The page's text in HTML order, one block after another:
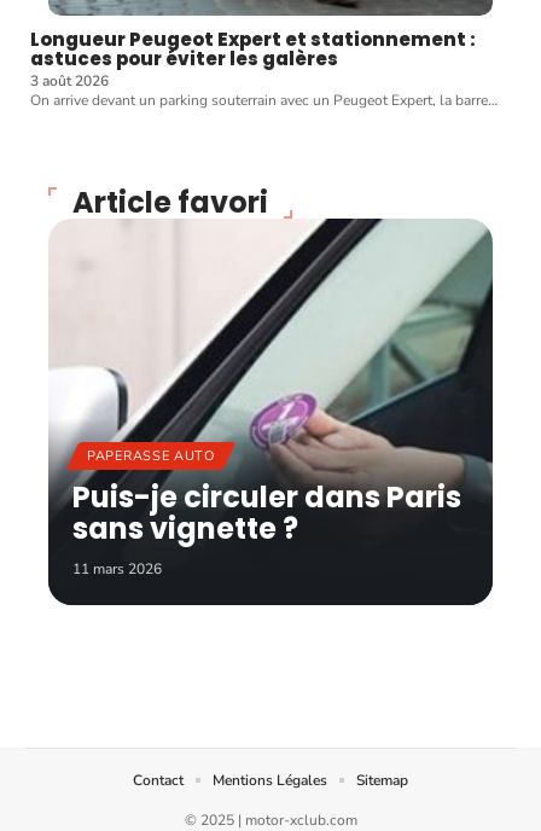
Longueur Peugeot Expert et stationnement :
astuces pour éviter les galères
3 août 2026
On arrive devant un parking souterrain avec un Peugeot Expert, la barre…
Article favori
PAPERASSE AUTO
Puis-je circuler dans Paris
sans vignette ?
11 mars 2026
© 2025 | motor-xclub.com
Contact Mentions Légales Sitemap